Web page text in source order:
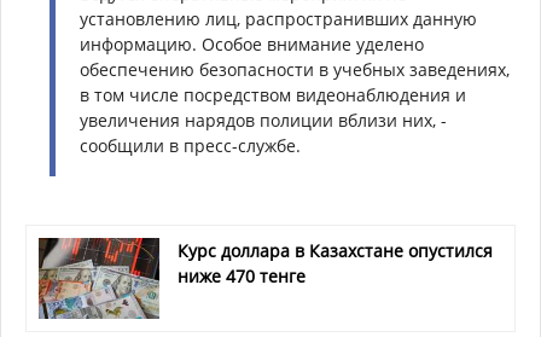
установлению лиц, распространивших данную
информацию. Особое внимание уделено
обеспечению безопасности в учебных заведениях,
в том числе посредством видеонаблюдения и
увеличения нарядов полиции вблизи них, -
сообщили в пресс-службе.
Курс доллара в Казахстане опустился
ниже 470 тенге